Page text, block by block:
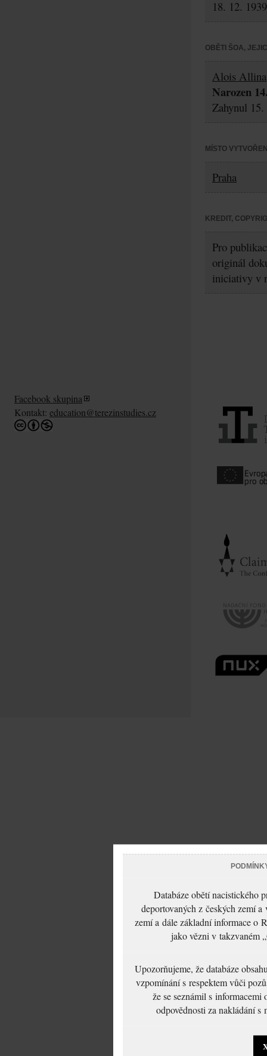
18. 12. 1939
OBĚTI ŠOA,
Alois Allina
Narozen
Zahynul
MÍSTO
Praha
KREDIT,
Pro
originál
iniciativy v
Facebook skupina
Kontakt: education@terezinstudies.cz
Databáze obětí nacistického
deportovaných z českých zemí
zemí a dále základní informace o
jako vězni v takzvaném
Upozorňujeme, že databáze
vzpomínání s respektem vůči
že se seznámil s
odpovědnosti za nakládání